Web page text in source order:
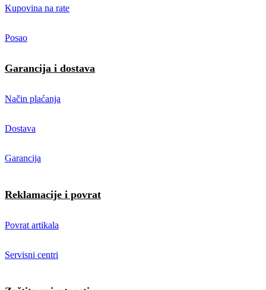
Kupovina na rate
Posao
Garancija i dostava
Način plaćanja
Dostava
Garancija
Reklamacije i povrat
Povrat artikala
Servisni centri